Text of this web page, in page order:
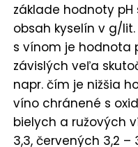
základe hodnoty
obsah kyselín v g/
s vínom je hodnota
závislých veľa
napr. čím je nižšia
víno chránené s
bielych a ružových
3,3, červených 3,2 –